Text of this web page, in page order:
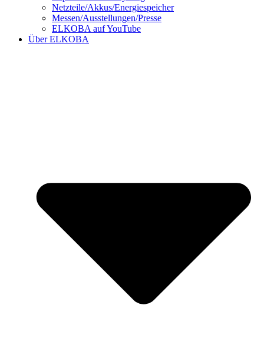
Netzteile/Akkus/Energiespeicher
Messen/Ausstellungen/Presse
ELKOBA auf YouTube
Über ELKOBA